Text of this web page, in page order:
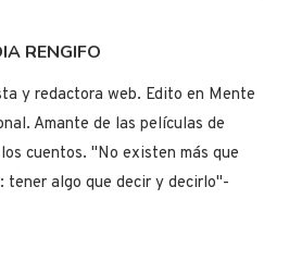
RENGIFO
y redactora web. Edito en Mente
Amante de las películas de
cuentos. "No existen más que
tener algo que decir y decirlo"-